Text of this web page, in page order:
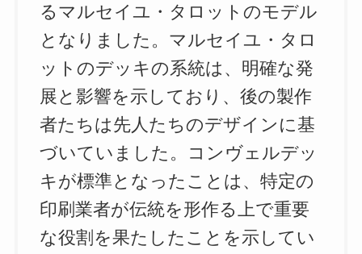
るマルセイユ・タロットのモデル
となりました。マルセイユ・タロ
ットのデッキの系統は、明確な発
展と影響を示しており、後の製作
者たちは先人たちのデザインに基
づいていました。コンヴェルデッ
キが標準となったことは、特定の
印刷業者が伝統を形作る上で重要
な役割を果たしたことを示してい